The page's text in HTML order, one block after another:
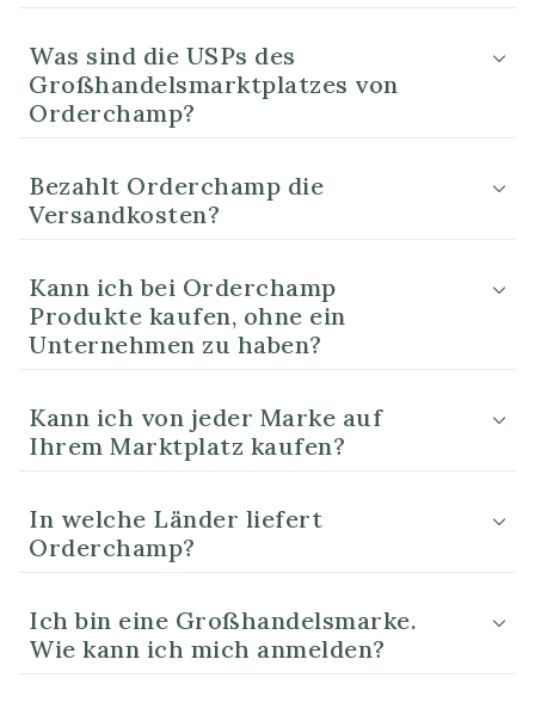
Was sind die USPs des
Großhandelsmarktplatzes von
Orderchamp?
Bezahlt Orderchamp die
Versandkosten?
Kann ich bei Orderchamp
Produkte kaufen, ohne ein
Unternehmen zu haben?
Kann ich von jeder Marke auf
Ihrem Marktplatz kaufen?
In welche Länder liefert
Orderchamp?
Ich bin eine Großhandelsmarke.
Wie kann ich mich anmelden?